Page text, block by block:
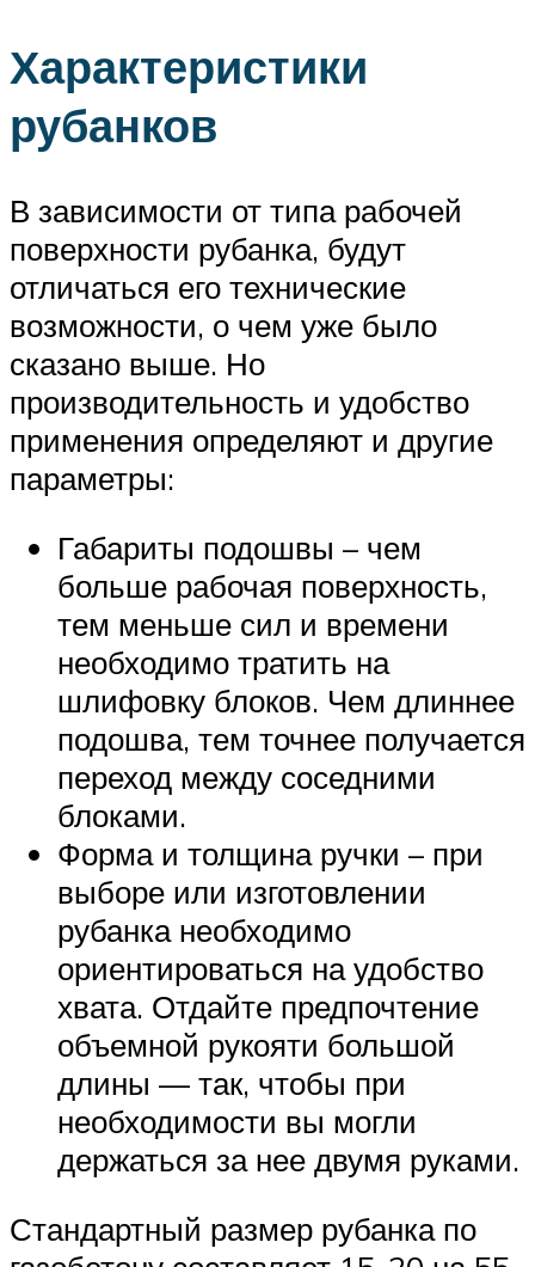
Характеристики
рубанков
В зависимости от типа рабочей
поверхности рубанка, будут
отличаться его технические
возможности, о чем уже было
сказано выше. Но
производительность и удобство
применения определяют и другие
параметры:
Габариты подошвы – чем
больше рабочая поверхность,
тем меньше сил и времени
необходимо тратить на
шлифовку блоков. Чем длиннее
подошва, тем точнее получается
переход между соседними
блоками.
Форма и толщина ручки – при
выборе или изготовлении
рубанка необходимо
ориентироваться на удобство
хвата. Отдайте предпочтение
объемной рукояти большой
длины — так, чтобы при
необходимости вы могли
держаться за нее двумя руками.
Стандартный размер рубанка по